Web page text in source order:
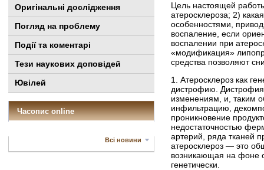
Оригінальні дослідження
Погляд на проблему
Події та коментарі
Тези наукових доповідей
Ювілей
Часопис online
Всі новини
Цель настоящей
атеросклероза; 2)
особенностями,
воспаление, если
воспалении при
«модификация»
средства позволяют
1. Атеросклероз как
дистрофию. Дистрофия
изменениям, и, таким
инфильтрацию,
проникновение
недостаточностью
артерий, ряда тканей
атеросклероз — это
возникающая на фоне
генетически.